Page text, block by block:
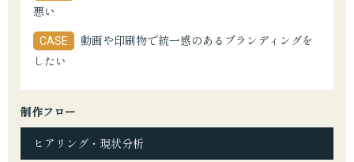
悪い
CASE
動画や印刷物で統一感のあるブランディングを
したい
制作フロー
ヒアリング・現状分析